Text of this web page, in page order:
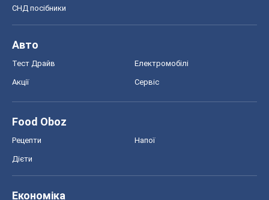
СНД посібники
Авто
Тест Драйв Електромобілі
Акції Сервіс
Food Oboz
Рецепти Напої
Дієти
Економіка